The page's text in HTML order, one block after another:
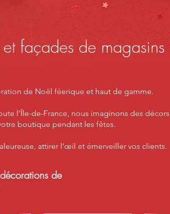
façades de magasins
de Noël féerique et haut de gamme.
l’Île-de-France, nous imaginons des décors
boutique pendant les fêtes.
attirer l’œil et émerveiller vos clients.
de